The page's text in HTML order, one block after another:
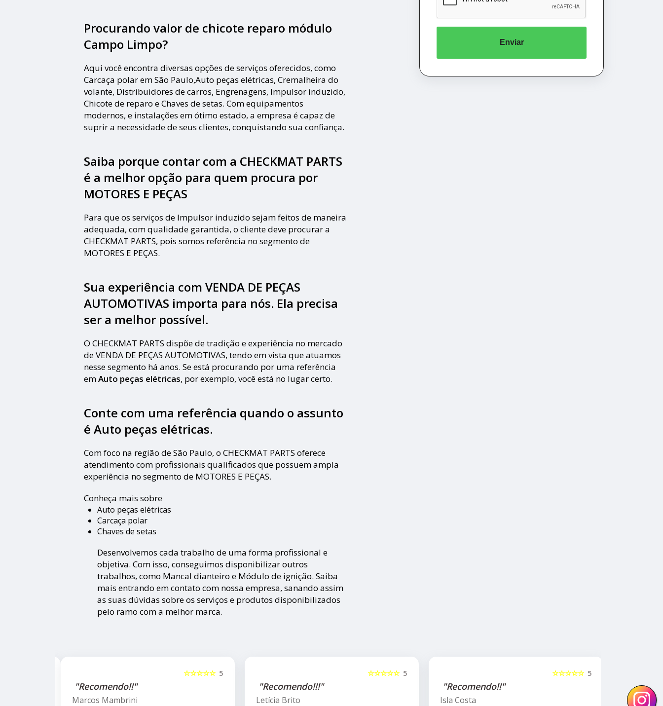
Procurando valor de chicote reparo módulo
Campo Limpo?
Aqui você encontra diversas opções de serviços oferecidos, como
Carcaça polar em São Paulo,Auto peças elétricas, Cremalheira do
volante, Distribuidores de carros, Engrenagens, Impulsor induzido,
Chicote de reparo e Chaves de setas. Com equipamentos
modernos, e instalações em ótimo estado, a empresa é capaz de
suprir a necessidade de seus clientes, conquistando sua confiança.
Saiba porque contar com a CHECKMAT PARTS
é a melhor opção para quem procura por
MOTORES E PEÇAS
Para que os serviços de Impulsor induzido sejam feitos de maneira
adequada, com qualidade garantida, o cliente deve procurar a
CHECKMAT PARTS, pois somos referência no segmento de
MOTORES E PEÇAS.
Sua experiência com VENDA DE PEÇAS
AUTOMOTIVAS importa para nós. Ela precisa
ser a melhor possível.
O CHECKMAT PARTS dispõe de tradição e experiência no mercado
de VENDA DE PEÇAS AUTOMOTIVAS, tendo em vista que atuamos
nesse segmento há anos. Se está procurando por uma referência
emAuto peças elétricas, por exemplo, você está no lugar certo.
Conte com uma referência quando o assunto
é Auto peças elétricas.
Com foco na região de São Paulo, o CHECKMAT PARTS oferece
atendimento com profissionais qualificados que possuem ampla
experiência no segmento de MOTORES E PEÇAS.
Conheça mais sobre
Auto peças elétricas
Carcaça polar
Chaves de setas
Desenvolvemos cada trabalho de uma forma profissional e
objetiva. Com isso, conseguimos disponibilizar outros
trabalhos, como Mancal dianteiro e Módulo de ignição. Saiba
mais entrando em contato com nossa empresa, sanando assim
as suas dúvidas sobre os serviços e produtos disponibilizados
pelo ramo com a melhor marca.
Enviar
☆☆☆☆☆
"Recomendo!!!"
Letícia Brito
☆☆☆☆☆
"Recomendo!!"
Isla Costa
☆☆☆☆☆
"Recomendo!!"
Oh GaGO Marcos